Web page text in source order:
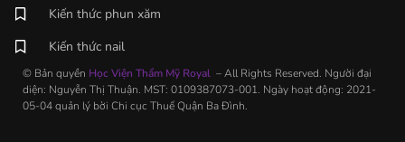
Kiến thức phun xăm
Kiến thức nail
© Bản quyền Học Viện Thẩm Mỹ Royal – All Rights Reserved. Người đại
diện: Nguyễn Thị Thuận. MST: 0109387073-001. Ngày hoạt động: 2021-
05-04 quản lý bời Chi cục Thuế Quận Ba Đình.